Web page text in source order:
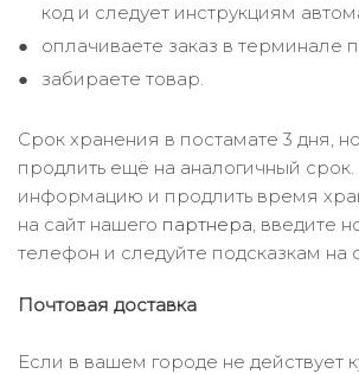
код и следует инструкциям
оплачиваете заказ в терминале
забираете товар.
Срок хранения в постамате 3 дня,
продлить ещё на аналогичный срок.
информацию и продлить время
на сайт нашего партнера, введите
телефон и следуйте подсказкам на
Почтовая доставка
Если в вашем городе не действует